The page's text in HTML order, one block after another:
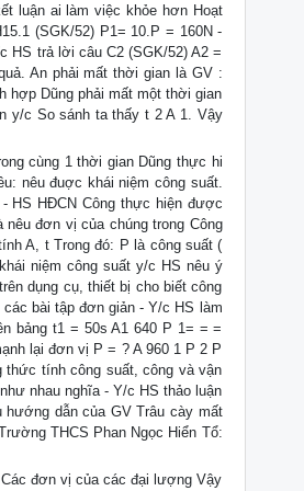
luận ai làm việc khỏe hơn Hoạt
(SGK/52) P1= 10.P = 160N -
HS trả lời câu C2 (SGK/52) A2 =
An phải mất thời gian là GV :
hợp Dũng phải mất một thời gian
y/c So sánh ta thấy t 2 A 1. Vậy
cùng 1 thời gian Dũng thực hi
nêu đuợc khái niệm công suất.
HS HĐCN Công thực hiện được
đơn vị của chúng trong Công
A, t Trong đó: P là công suất (
niệm công suất y/c HS nêu ý
dụng cụ, thiết bị cho biết công
bài tập đơn giản - Y/c HS làm
bảng t1 = 50s A1 640 P 1= = =
lại đơn vị P = ? A 960 1 P 2 P
thức tính công suất, công và vận
nhau nghĩa - Y/c HS thảo luận
hướng dẫn của GV Trâu cày mất
THCS Phan Ngọc Hiển Tổ:
đơn vị của các đại lượng Vậy